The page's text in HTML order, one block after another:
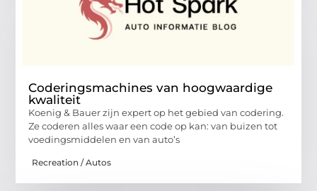
Coderingsmachines van hoogwaardige
kwaliteit
Koenig & Bauer zijn expert op het gebied van codering.
Ze coderen alles waar een code op kan: van buizen tot
voedingsmiddelen en van auto’s
Recreation / Autos